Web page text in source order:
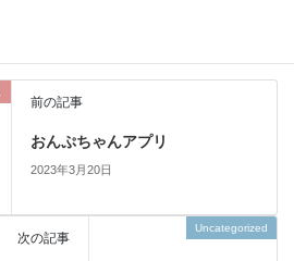
前の記事
おんぷちゃんアプリ
2023年3月20日
Uncategorized
次の記事